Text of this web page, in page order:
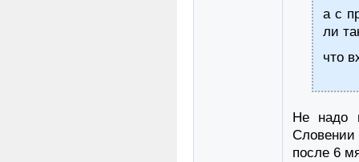
а с
ли
что
Не надо
после 6